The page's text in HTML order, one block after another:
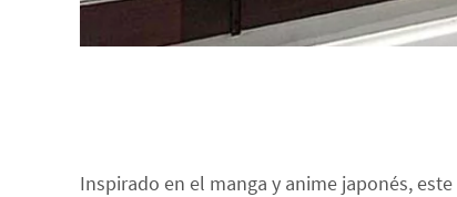
Inspirado en el manga y anime japonés, este